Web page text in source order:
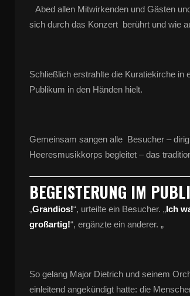
Abed allen Mitwirkenden und Gästen
sich durch das Konzert berührt und wie
Schließlich erstrahlte die Kuratiekirche in
Publikum in den Händen hielt.
Gemeinsam sangen alle Besucher –
Heeresmusikkorps begleitet – das
BEGEISTERUNG IM
„Grandios!“, urteilte ein Besucher. „Ich
großartig!“, ergänzte ein anderer. „
So gelang Major Dietrich und seinem
einleitend angekündigt hatte: die